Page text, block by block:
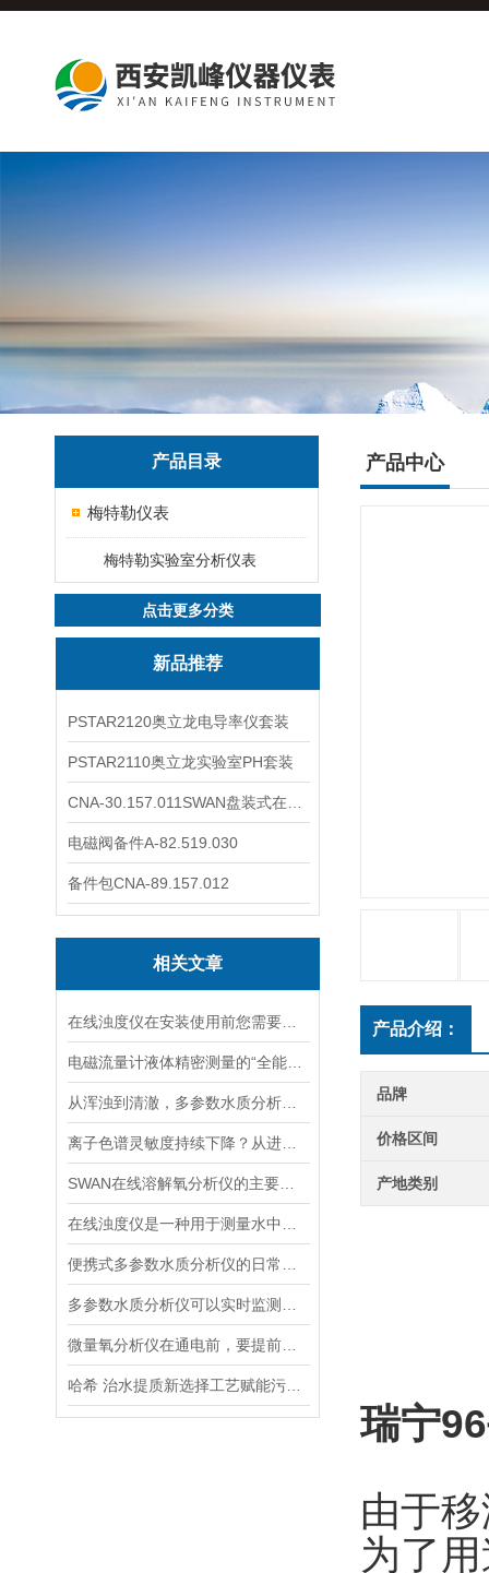
产品目录
梅特勒仪表
梅特勒实验室分析仪表
点击更多分类
新品推荐
PSTAR2120奥立龙电导率仪套装
PSTAR2110奥立龙实验室PH套装
电磁阀备件A-82.519.030
备件包CNA-89.157.012
相关文章
产品中心
产品介绍：
品牌
价格区间
产地类别
瑞宁
由于
为了